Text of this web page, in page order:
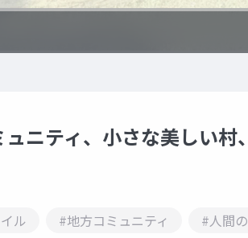
ニティ、小さな美しい村
ル #地方コミュニティ #人間